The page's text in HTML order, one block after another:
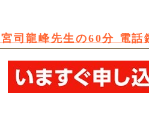
司龍峰先生の60分 電話